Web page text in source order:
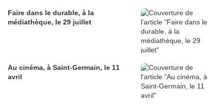
Faire dans le durable, à la
médiathèque, le 29 juillet
Au cinéma, à Saint-Germain, le 11
avril